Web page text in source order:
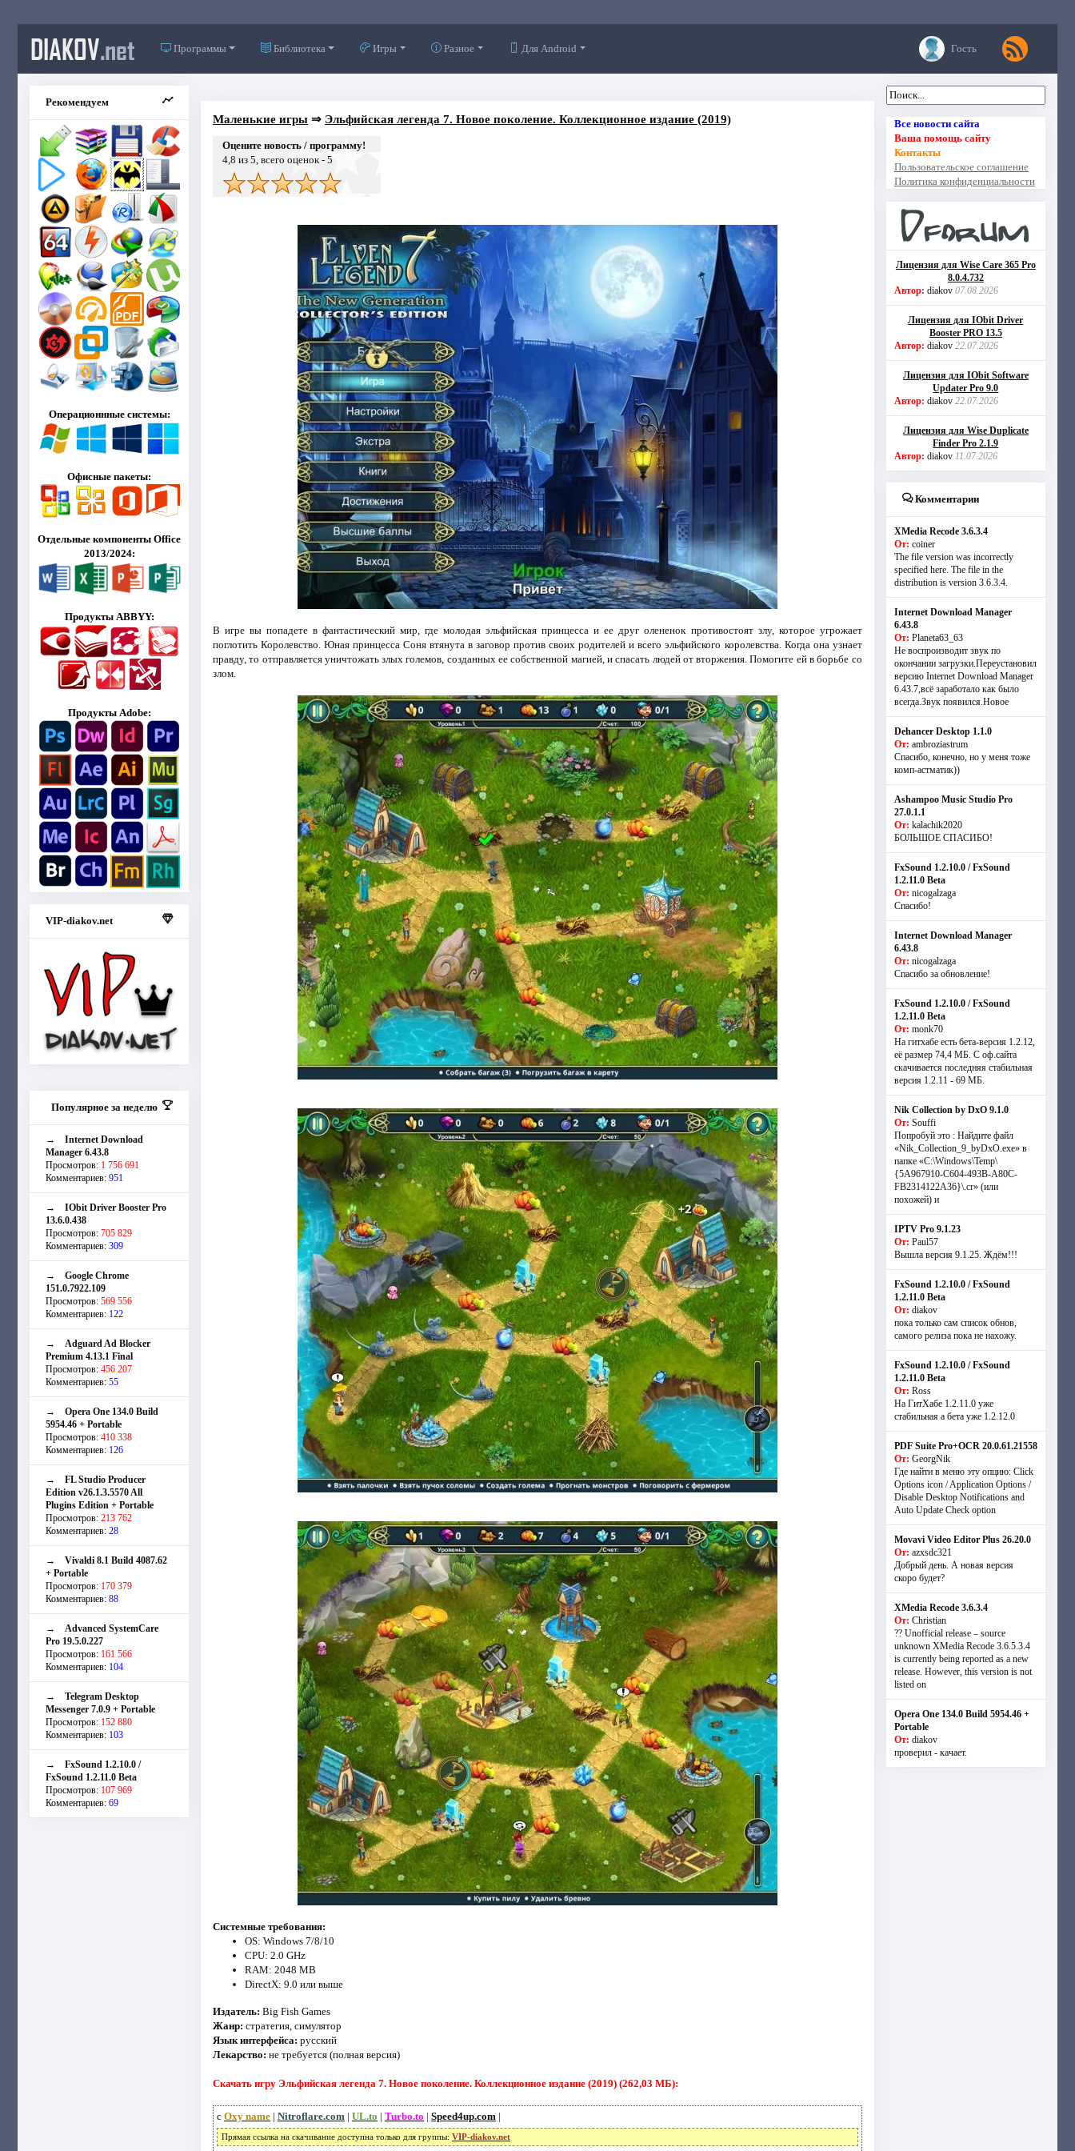
DIAKOV.net Программы Библиотека Игры Разное Для Android Гость
Рекомендуем
Операционнные системы:
Офисные пакеты:
Отдельные компоненты Office
2013/2024:
Продукты ABBYY:
Продукты Adobe:
VIP-diakov.net
Популярное за неделю
→ Internet Download
Manager 6.43.8
Просмотров: 1 756 691
Комментариев: 951
→ IObit Driver Booster Pro
13.6.0.438
Просмотров: 705 829
Комментариев: 309
→ Google Chrome
151.0.7922.109
Просмотров: 569 556
Комментариев: 122
→ Adguard Ad Blocker
Premium 4.13.1 Final
Просмотров: 456 207
Комментариев: 55
→ Opera One 134.0 Build
5954.46 + Portable
Просмотров: 410 338
Комментариев: 126
→ FL Studio Producer
Edition v26.1.3.5570 All
Plugins Edition + Portable
Просмотров: 213 762
Комментариев: 28
→ Vivaldi 8.1 Build 4087.62
+ Portable
Просмотров: 170 379
Комментариев: 88
→ Advanced SystemCare
Pro 19.5.0.227
Просмотров: 161 566
Комментариев: 104
→ Telegram Desktop
Messenger 7.0.9 + Portable
Просмотров: 152 880
Комментариев: 103
→ FxSound 1.2.10.0 /
FxSound 1.2.11.0 Beta
Просмотров: 107 969
Комментариев: 69
Маленькие игры⇒ Эльфийская легенда 7. Новое поколение. Коллекционное издание (2019)
Оцените новость / программу!
4,8 из 5, всего оценок - 5
В игре вы попадете в фантастический мир, где молодая эльфийская принцесса и ее друг олененок противостоят злу, которое угрожает
поглотить Королевство. Юная принцесса Соня втянута в заговор против своих родителей и всего эльфийского королевства. Когда она узнает
правду, то отправляется уничтожать злых големов, созданных ее собственной магией, и спасать людей от вторжения. Помогите ей в борьбе со
злом.
Системные требования:
OS: Windows 7/8/10
CPU: 2.0 GHz
RAM: 2048 MB
DirectX: 9.0 или выше
Издатель: Big Fish Games
Жанр: стратегия, симулятор
Язык интерфейса: русский
Лекарство: не требуется (полная версия)
Скачать игру Эльфийская легенда 7. Новое поколение. Коллекционное издание (2019) (262,03 МБ):
с Oxy name| Nitroflare.com | UL.to | Turbo.to | Speed4up.com |
Прямая ссылка на скачивание доступна только для группы: VIP-diakov.net
Все новости сайта
Ваша помощь сайту
Контакты
Пользовательское соглашение
Политика конфиденциальности
Лицензия для Wise Care 365 Pro
8.0.4.732
Автор: diakov 07.08.2026
Лицензия для IObit Driver
Booster PRO 13.5
Автор: diakov 22.07.2026
Лицензия для IObit Software
Updater Pro 9.0
Автор: diakov 22.07.2026
Лицензия для Wise Duplicate
Finder Pro 2.1.9
Автор: diakov 11.07.2026
Комментарии
XMedia Recode 3.6.3.4
От: coiner
The file version was incorrectly
specified here. The file in the
distribution is version 3.6.3.4.
Internet Download Manager
6.43.8
От: Planeta63_63
Не воспроизводит звук по
окончании загрузки.Переустановил
версию Internet Download Manager
6.43.7,всё заработало как было
всегда.Звук появился.Новое
Dehancer Desktop 1.1.0
От: ambroziastrum
Спасибо, конечно, но у меня тоже
комп-астматик))
Ashampoo Music Studio Pro
27.0.1.1
От: kalachik2020
БОЛЬШОЕ СПАСИБО!
FxSound 1.2.10.0 / FxSound
1.2.11.0 Beta
От: nicogalzaga
Спасибо!
Internet Download Manager
6.43.8
От: nicogalzaga
Спасибо за обновление!
FxSound 1.2.10.0 / FxSound
1.2.11.0 Beta
От: monk70
На гитхабе есть бета-версия 1.2.12,
её размер 74,4 МБ. С оф.сайта
скачивается последняя стабильная
версия 1.2.11 - 69 МБ.
Nik Collection by DxO 9.1.0
От: Souffi
Попробуй это : Найдите файл
«Nik_Collection_9_byDxO.exe» в
папке «C:\Windows\Temp\
{5A967910-C604-493B-A80C-
FB2314122A36}\.cr» (или
похожей) и
IPTV Pro 9.1.23
От: Paul57
Вышла версия 9.1.25. Ждём!!!
FxSound 1.2.10.0 / FxSound
1.2.11.0 Beta
От: diakov
пока только сам список обнов,
самого релиза пока не нахожу.
FxSound 1.2.10.0 / FxSound
1.2.11.0 Beta
От: Ross
На ГитХабе 1.2.11.0 уже
стабильная а бета уже 1.2.12.0
PDF Suite Pro+OCR 20.0.61.21558
От: GeorgNik
Где найти в меню эту опцию: Click
Options icon / Application Options /
Disable Desktop Notifications and
Auto Update Check option
Movavi Video Editor Plus 26.20.0
От: azxsdc321
Добрый день. А новая версия
скоро будет?
XMedia Recode 3.6.3.4
От: Christian
?? Unofficial release – source
unknown XMedia Recode 3.6.5.3.4
is currently being reported as a new
release. However, this version is not
listed on
Opera One 134.0 Build 5954.46 +
Portable
От: diakov
проверил - качает.